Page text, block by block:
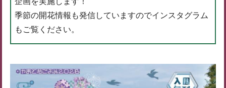
季節の開花情報も発信していますのでインスタグラム
もご覧ください。